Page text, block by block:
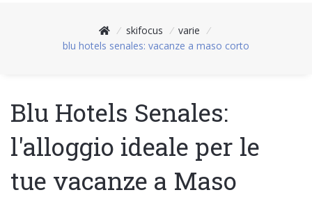
/ skifocus / varie /
blu hotels senales: vacanze a maso corto
Blu Hotels Senales:
l'alloggio ideale per le
tue vacanze a Maso